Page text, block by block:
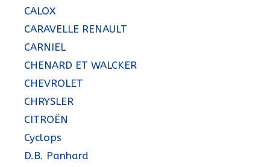
CALOX
CARAVELLE RENAULT
CARNIEL
CHENARD ET WALCKER
CHEVROLET
CHRYSLER
CITROËN
Cyclops
D.B. Panhard